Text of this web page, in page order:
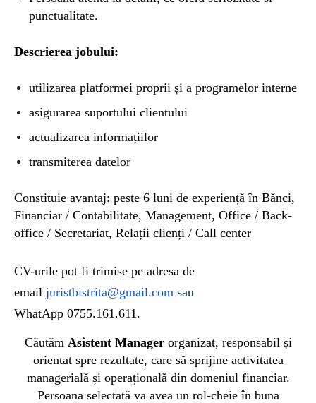
punctualitate.
Descrierea jobului:
utilizarea platformei proprii și a programelor interne
asigurarea suportului clientului
actualizarea informațiilor
transmiterea datelor
Constituie avantaj: peste 6 luni de experiență în Bănci,
Financiar / Contabilitate, Management, Office / Back-
office / Secretariat, Relații clienți / Call center
CV-urile pot fi trimise pe adresa de
email juristbistrita@gmail.com sau
WhatApp 0755.161.611.
Căutăm Asistent Managerorganizat, responsabil și
orientat spre rezultate, care să sprijine activitatea
managerială și operațională din domeniul financiar.
Persoana selectată va avea un rol-cheie în buna